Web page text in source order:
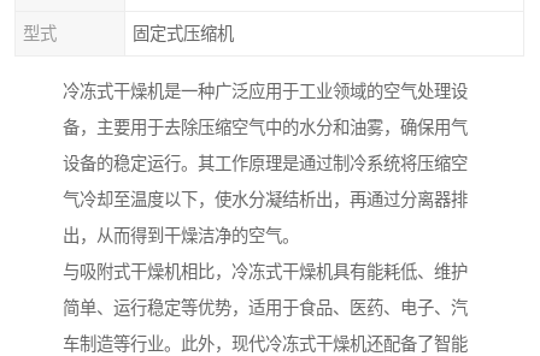
型式 固定式压缩机
冷冻式干燥机是一种广泛应用于工业领域的空气处理设
备，主要用于去除压缩空气中的水分和油雾，确保用气
设备的稳定运行。其工作原理是通过制冷系统将压缩空
气冷却至温度以下，使水分凝结析出，再通过分离器排
出，从而得到干燥洁净的空气。
与吸附式干燥机相比，冷冻式干燥机具有能耗低、维护
简单、运行稳定等优势，适用于食品、医药、电子、汽
车制造等行业。此外，现代冷冻式干燥机还配备了智能